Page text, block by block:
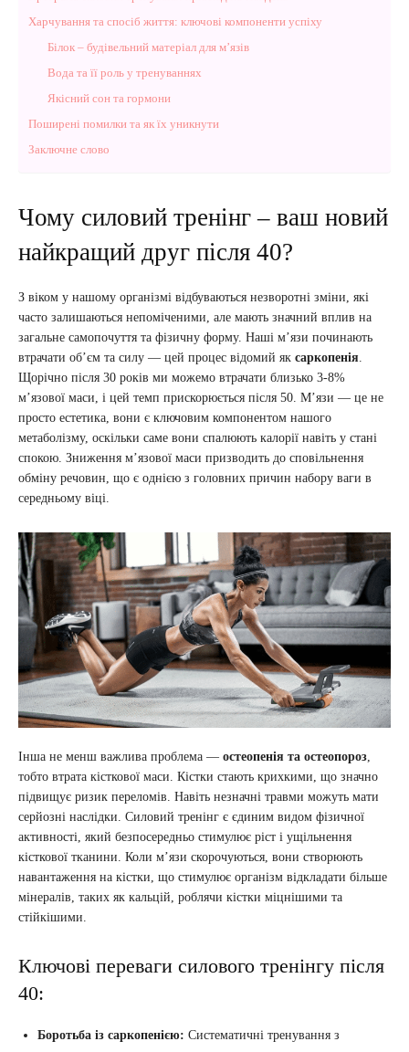
Харчування та спосіб життя: ключові компоненти успіху
Білок – будівельний матеріал для м’язів
Вода та її роль у тренуваннях
Якісний сон та гормони
Поширені помилки та як їх уникнути
Заключне слово
Чому силовий тренінг – ваш новий
найкращий друг після 40?
З віком у нашому організмі відбуваються незворотні зміни, які
часто залишаються непоміченими, але мають значний вплив на
загальне самопочуття та фізичну форму. Наші м’язи починають
втрачати об’єм та силу — цей процес відомий як саркопенія.
Щорічно після 30 років ми можемо втрачати близько 3-8%
м’язової маси, і цей темп прискорюється після 50. М’язи — це не
просто естетика, вони є ключовим компонентом нашого
метаболізму, оскільки саме вони спалюють калорії навіть у стані
спокою. Зниження м’язової маси призводить до сповільнення
обміну речовин, що є однією з головних причин набору ваги в
середньому віці.
Інша не менш важлива проблема — остеопенія та остеопороз,
тобто втрата кісткової маси. Кістки стають крихкими, що значно
підвищує ризик переломів. Навіть незначні травми можуть мати
серйозні наслідки. Силовий тренінг є єдиним видом фізичної
активності, який безпосередньо стимулює ріст і ущільнення
кісткової тканини. Коли м’язи скорочуються, вони створюють
навантаження на кістки, що стимулює організм відкладати більше
мінералів, таких як кальцій, роблячи кістки міцнішими та
стійкішими.
Ключові переваги силового тренінгу після
40:
Боротьба із саркопенією: Систематичні тренування з